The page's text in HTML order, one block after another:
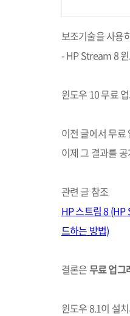
보조기술을 사용
- HP Stream 8
윈도우 10무료
이전 글에서 무
이제 그 결과를
관련 글 참조
HP스트림8 (HP
드하는 방법)
결론은무료 업그
윈도우8.1이 설